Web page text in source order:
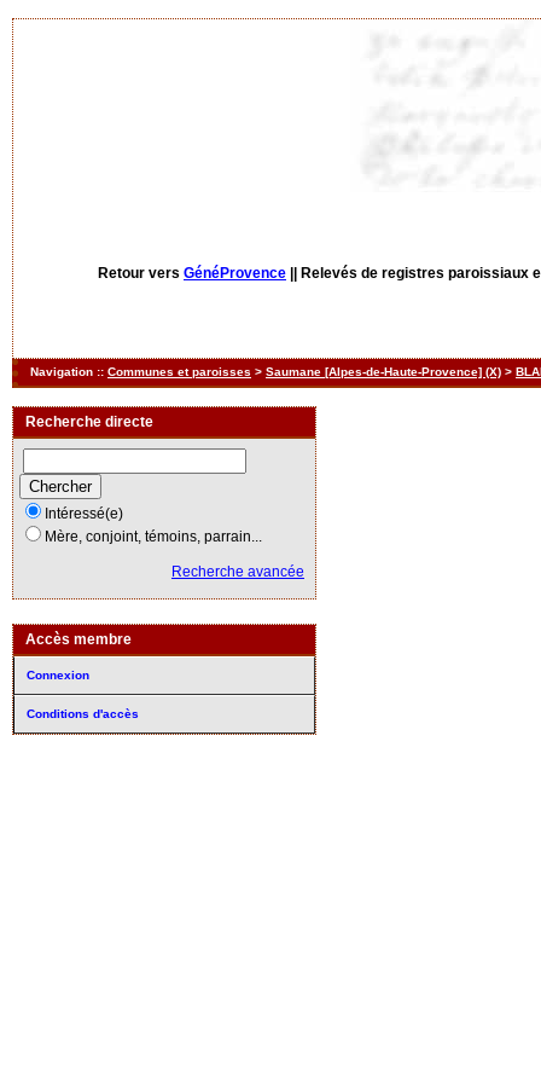
Retour vers GénéProvence Relevés de registres paroissiaux
Navigation :: Communes et paroisses > Saumane [Alpes-de-Haute-Provence] (X) >
Recherche directe
Intéressé(e)
Mère, conjoint, témoins, parrain...
Recherche avancée
Accès membre
Connexion
Conditions d'accès